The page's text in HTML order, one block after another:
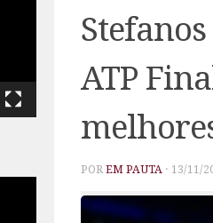
ATP
POR EM PAUTA · 13/11/